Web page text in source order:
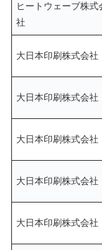
ヒートウェーブ株式
社
大日本印刷株式会社
大日本印刷株式会社
大日本印刷株式会社
大日本印刷株式会社
大日本印刷株式会社